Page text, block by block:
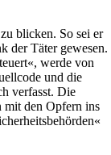
blicken. So sei er
der Täter gewesen.
werde von
und die
verfasst. Die
mit den Opfern ins